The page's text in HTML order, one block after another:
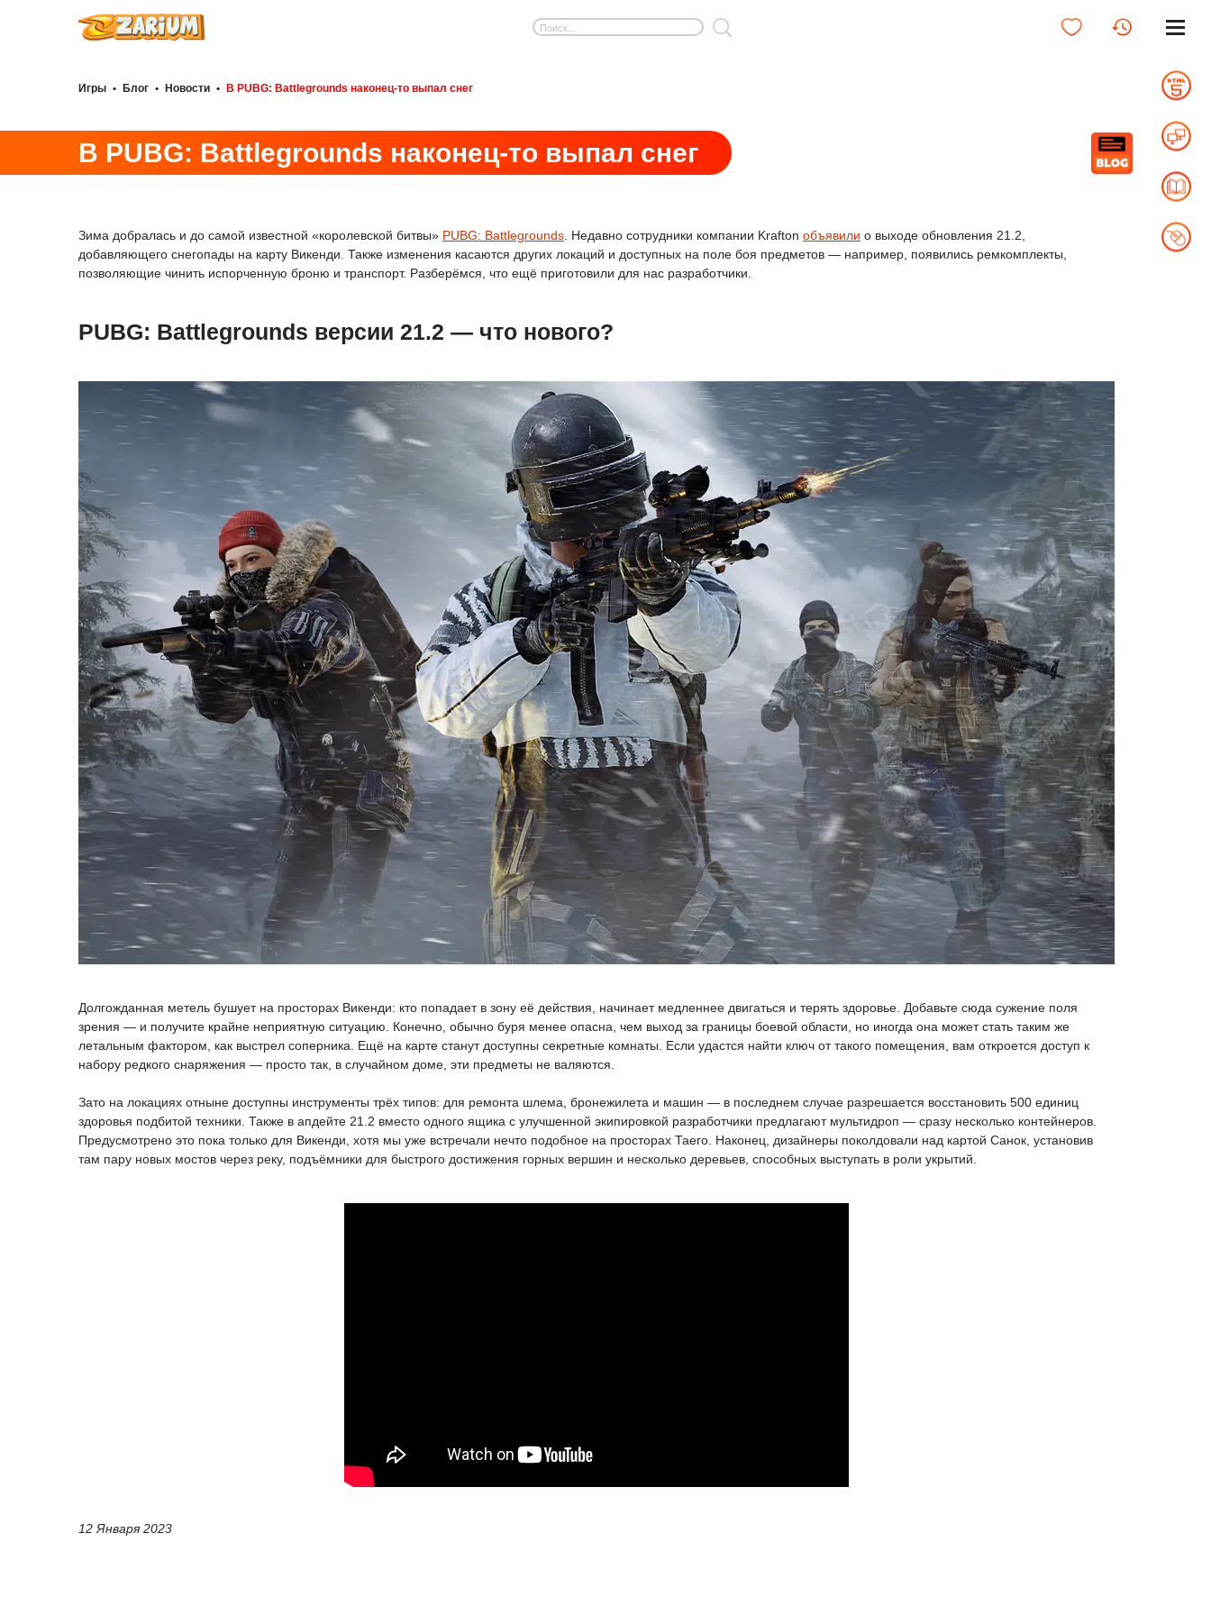
Игры • Блог • Новости • В PUBG: Battlegrounds наконец-то выпал снег
В PUBG: Battlegrounds наконец-то выпал снег
Зима добралась и до самой известной «королевской битвы» PUBG: Battlegrounds . Недавно сотрудники компании Krafton объявили о выходе обновления 21.2,
добавляющего снегопады на карту Викенди. Также изменения касаются других локаций и доступных на поле боя предметов — например, появились ремкомплекты,
позволяющие чинить испорченную броню и транспорт. Разберёмся, что ещё приготовили для нас разработчики.
PUBG: Battlegrounds версии 21.2 — что нового?
Долгожданная метель бушует на просторах Викенди: кто попадает в зону её действия, начинает медленнее двигаться и терять здоровье. Добавьте сюда сужение поля
зрения — и получите крайне неприятную ситуацию. Конечно, обычно буря менее опасна, чем выход за границы боевой области, но иногда она может стать таким же
летальным фактором, как выстрел соперника. Ещё на карте станут доступны секретные комнаты. Если удастся найти ключ от такого помещения, вам откроется доступ к
набору редкого снаряжения — просто так, в случайном доме, эти предметы не валяются.
Зато на локациях отныне доступны инструменты трёх типов: для ремонта шлема, бронежилета и машин — в последнем случае разрешается восстановить 500 единиц
здоровья подбитой техники. Также в апдейте 21.2 вместо одного ящика с улучшенной экипировкой разработчики предлагают мультидроп — сразу несколько контейнеров.
Предусмотрено это пока только для Викенди, хотя мы уже встречали нечто подобное на просторах Таего. Наконец, дизайнеры поколдовали над картой Санок, установив
там пару новых мостов через реку, подъёмники для быстрого достижения горных вершин и несколько деревьев, способных выступать в роли укрытий.
12 Января 2023